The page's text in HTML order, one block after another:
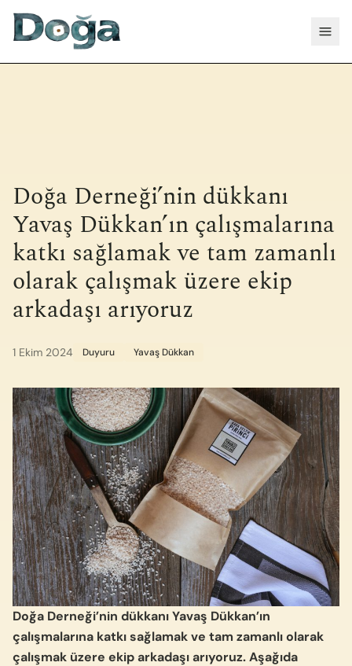
Doğa Derneği’nin dükkanı
Yavaş Dükkan’ın çalışmalarına
katkı sağlamak ve tam zamanlı
olarak çalışmak üzere ekip
arkadaşı arıyoruz
1 Ekim 2024 Duyuru Yavaş Dükkan
Doğa Derneği’nin dükkanı Yavaş Dükkan’ın
çalışmalarına katkı sağlamak ve tam zamanlı olarak
çalışmak üzere ekip arkadaşı arıyoruz. Aşağıda